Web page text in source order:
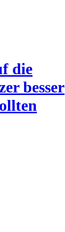
die
besser